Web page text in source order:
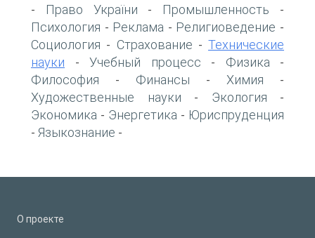
- Право України - Промышленность -
Психология - Реклама - Религиоведение -
Социология - Страхование - Технические
науки - Учебный процесс - Физика -
Философия - Финансы - Химия -
Художественные науки - Экология -
Экономика - Энергетика - Юриспруденция
- Языкознание -
О проекте